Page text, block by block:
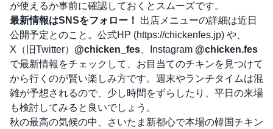
が使えるか事前に確認しておくとスムーズです。
最新情報はSNSをフォロー！
出店メニューの詳細は近日
公開予定とのこと。公式HP (https://chickenfes.jp) や、
X（旧Twitter） @chicken_fes 、Instagram @chicken.fes
で最新情報をチェックして、お目当てのチキンを見つけて
から行くのが賢い楽しみ方です。週末やランチタイムは混
雑が予想されるので、少し時間をずらしたり、平日の来場
も検討してみると良いでしょう。
秋の最高の気候の中、さいたま新都心で本場の韓国チキン